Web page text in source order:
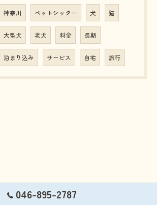
神奈川 ペットシッター 犬 猫
大型犬 老犬 料金 長期
泊まり込み サービス 自宅 旅行
046-895-2787